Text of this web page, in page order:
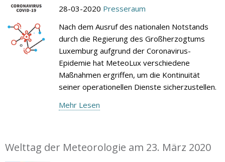
28-03-2020 Presseraum
Nach dem Ausruf des nationalen Notstands
durch die Regierung des Großherzogtums
Luxemburg aufgrund der Coronavirus-
Epidemie hat MeteoLux verschiedene
Maßnahmen ergriffen, um die Kontinuität
seiner operationellen Dienste sicherzustellen.
Mehr Lesen
Welttag der Meteorologie am 23. März 2020